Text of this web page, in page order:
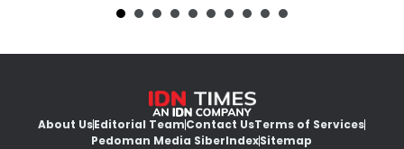
About UsEditorial TeamContact UsTerms of Services
Pedoman Media SiberIndexSitemap